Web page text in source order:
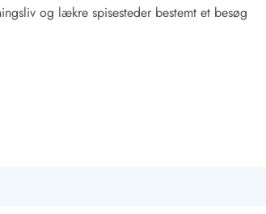
og lækre spisesteder bestemt et besøg